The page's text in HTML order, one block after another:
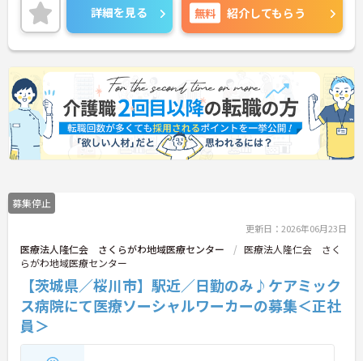
い環境が整っています◎
ご興味のある方には面接ポイントをお伝えしますの
で、お気軽にお問い合わせください！
詳細を見る 無料 紹介してもらう
募集停止
更新日：2026年06月23日
医療法人隆仁会 さくらがわ地域医療センター
医療法人隆仁会 さく
らがわ地域医療センター
【茨城県／桜川市】駅近／日勤のみ♪ケアミック
ス病院にて医療ソーシャルワーカーの募集＜正社
員＞